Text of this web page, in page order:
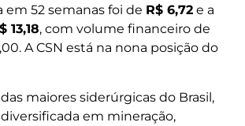
em 52 semanas foi de R$ 6,72 e a
13,18, com volume financeiro de
A CSN está na nona posição do
maiores siderúrgicas do Brasil,
em mineração,